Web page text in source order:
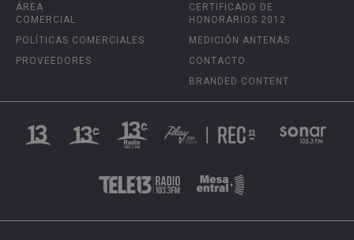
ÁREA
COMERCIAL
POLÍTICAS COMERCIALES
PROVEEDORES
CERTIFICADO DE
HONORARIOS 2012
MEDICIÓN ANTENAS
CONTACTO
BRANDED CONTENT